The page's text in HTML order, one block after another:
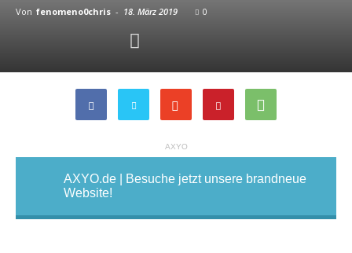
Von fenomeno0chris - 18. März 2019 0
AXYO
AXYO.de | Besuche jetzt unsere brandneue
Website!